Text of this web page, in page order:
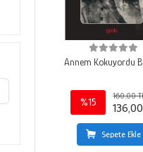
Annem Kokuyordu
%15
160,00
Sepete Ekle